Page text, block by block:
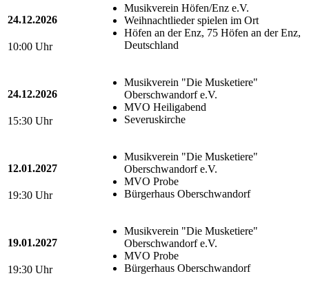
24.12.2026
10:00 Uhr
Musikverein Höfen/Enz e.V.
Weihnachtlieder spielen im Ort
Höfen an der Enz, 75 Höfen an der Enz,
Deutschland
24.12.2026
15:30 Uhr
Musikverein "Die Musketiere"
Oberschwandorf e.V.
MVO Heiligabend
Severuskirche
12.01.2027
19:30 Uhr
Musikverein "Die Musketiere"
Oberschwandorf e.V.
MVO Probe
Bürgerhaus Oberschwandorf
19.01.2027
19:30 Uhr
Musikverein "Die Musketiere"
Oberschwandorf e.V.
MVO Probe
Bürgerhaus Oberschwandorf